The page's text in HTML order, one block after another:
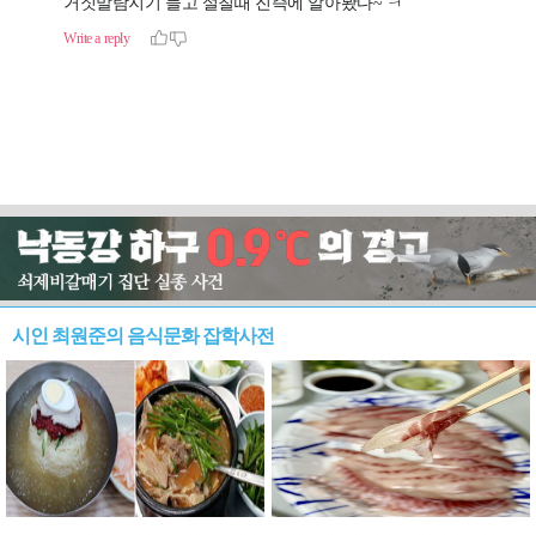
시인 최원준의 음식문화 잡학사전